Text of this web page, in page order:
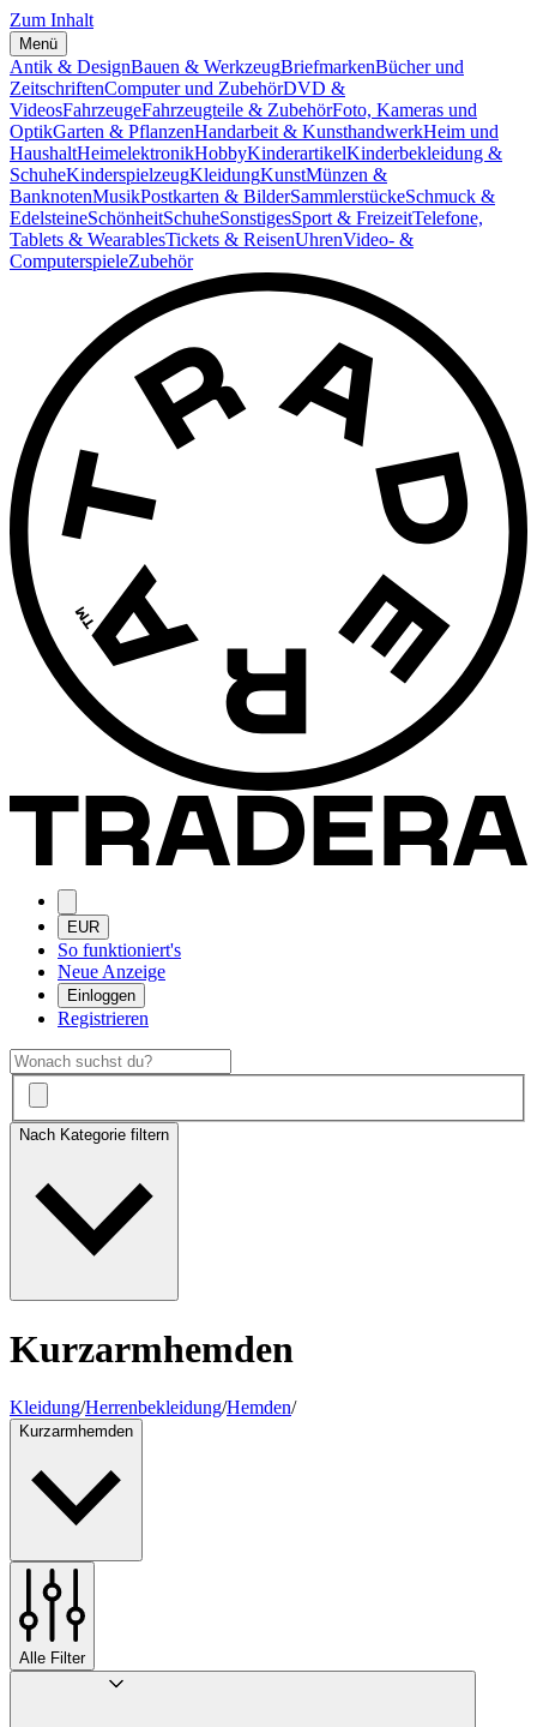
Zum Inhalt
Menü
Antik & DesignBauen & WerkzeugBriefmarkenBücher und
ZeitschriftenComputer und ZubehörDVD &
VideosFahrzeugeFahrzeugteile & ZubehörFoto, Kameras und
OptikGarten & PflanzenHandarbeit & KunsthandwerkHeim und
HaushaltHeimelektronikHobbyKinderartikelKinderbekleidung &
SchuheKinderspielzeugKleidungKunstMünzen &
BanknotenMusikPostkarten & BilderSammlerstückeSchmuck &
EdelsteineSchönheitSchuheSonstigesSport & FreizeitTelefone,
Tablets & WearablesTickets & ReisenUhrenVideo- &
ComputerspieleZubehör
EUR
So funktioniert's
Neue Anzeige
Einloggen
Registrieren
Nach Kategorie filtern
Kurzarmhemden
Kleidung/Herrenbekleidung/Hemden/
Kurzarmhemden
Alle Filter